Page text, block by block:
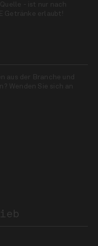
- ist nur nach
Getränke erlaubt!
aus der Branche und
Wenden Sie sich an